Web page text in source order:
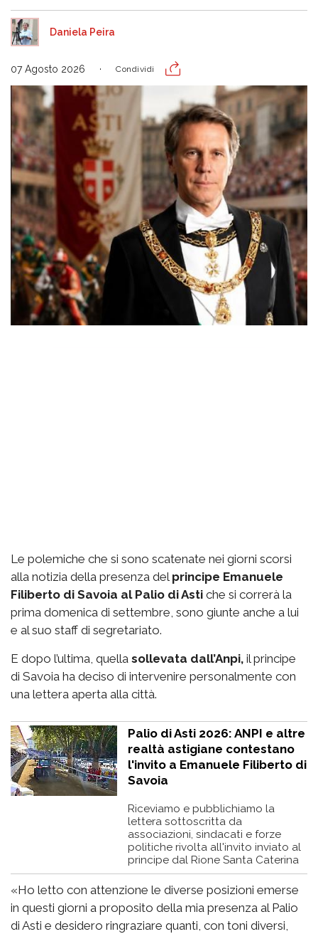
Daniela Peira
07 Agosto 2026 Condividi
Le polemiche che si sono scatenate nei giorni scorsi
alla notizia della presenza del principe Emanuele
Filiberto di Savoia al Palio di Asti che si correrà la
prima domenica di settembre, sono giunte anche a lui
e al suo staff di segretariato.
E dopo l’ultima, quella sollevata dall’Anpi, il principe
di Savoia ha deciso di intervenire personalmente con
una lettera aperta alla città.
Palio di Asti 2026: ANPI e altre
realtà astigiane contestano
l'invito a Emanuele Filiberto di
Savoia
Riceviamo e pubblichiamo la
lettera sottoscritta da
associazioni, sindacati e forze
politiche rivolta all'invito inviato al
principe dal Rione Santa Caterina
«Ho letto con attenzione le diverse posizioni emerse
in questi giorni a proposito della mia presenza al Palio
di Asti e desidero ringraziare quanti, con toni diversi,